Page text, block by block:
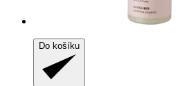
Do košíku